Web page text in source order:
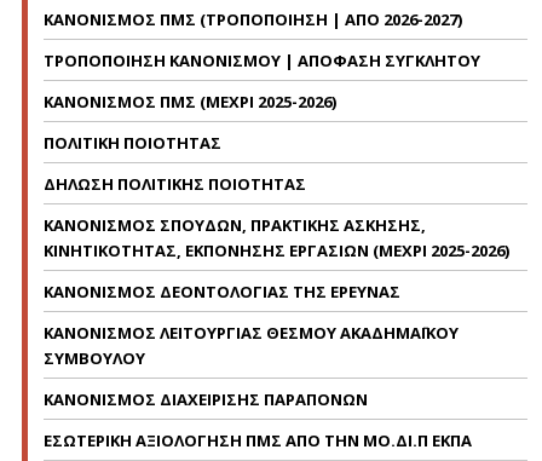
ΚΑΝΟΝΙΣΜΟΣ ΠΜΣ (ΤΡΟΠΟΠΟΙΗΣΗ | ΑΠΟ 2026-2027)
ΤΡΟΠΟΠΟΙΗΣΗ ΚΑΝΟΝΙΣΜΟΥ | ΑΠΟΦΑΣΗ ΣΥΓΚΛΗΤΟΥ
ΚΑΝΟΝΙΣΜΟΣ ΠΜΣ (ΜΕΧΡΙ 2025-2026)
ΠΟΛΙΤΙΚΗ ΠΟΙΟΤΗΤΑΣ
ΔΗΛΩΣΗ ΠΟΛΙΤΙΚΗΣ ΠΟΙΟΤΗΤΑΣ
ΚΑΝΟΝΙΣΜΟΣ ΣΠΟΥΔΩΝ, ΠΡΑΚΤΙΚΗΣ ΑΣΚΗΣΗΣ,
ΚΙΝΗΤΙΚΟΤΗΤΑΣ, ΕΚΠΟΝΗΣΗΣ ΕΡΓΑΣΙΩΝ (ΜΕΧΡΙ 2025-2026)
ΚΑΝΟΝΙΣΜΟΣ ΔΕΟΝΤΟΛΟΓΙΑΣ ΤΗΣ ΕΡΕΥΝΑΣ
ΚΑΝΟΝΙΣΜΟΣ ΛΕΙΤΟΥΡΓΙΑΣ ΘΕΣΜΟΥ ΑΚΑΔΗΜΑΪΚΟΥ
ΣΥΜΒΟΥΛΟΥ
ΚΑΝΟΝΙΣΜΟΣ ΔΙΑΧΕΙΡΙΣΗΣ ΠΑΡΑΠΟΝΩΝ
ΕΣΩΤΕΡΙΚΗ ΑΞΙΟΛΟΓΗΣΗ ΠΜΣ ΑΠΟ ΤΗΝ ΜΟ.ΔΙ.Π ΕΚΠΑ